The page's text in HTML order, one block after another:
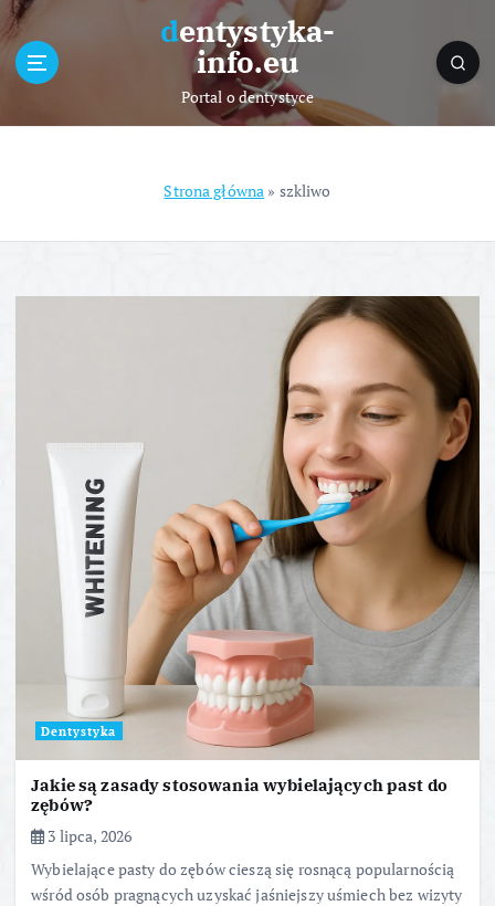
t
dentystyka-
info.eu
Portal o dentystyce
Strona główna » szkliwo
Dentystyka
Jakie są zasady stosowania wybielających past do
zębów?
3 lipca, 2026
Wybielające pasty do zębów cieszą się rosnącą popularnością
wśród osób pragnących uzyskać jaśniejszy uśmiech bez wizyty